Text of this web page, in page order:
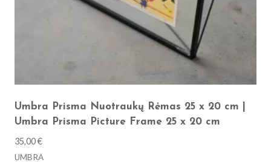
Umbra Prisma Nuotraukų Rėmas 25 x 20 cm |
Umbra Prisma Picture Frame 25 x 20 cm
35,00€
UMBRA